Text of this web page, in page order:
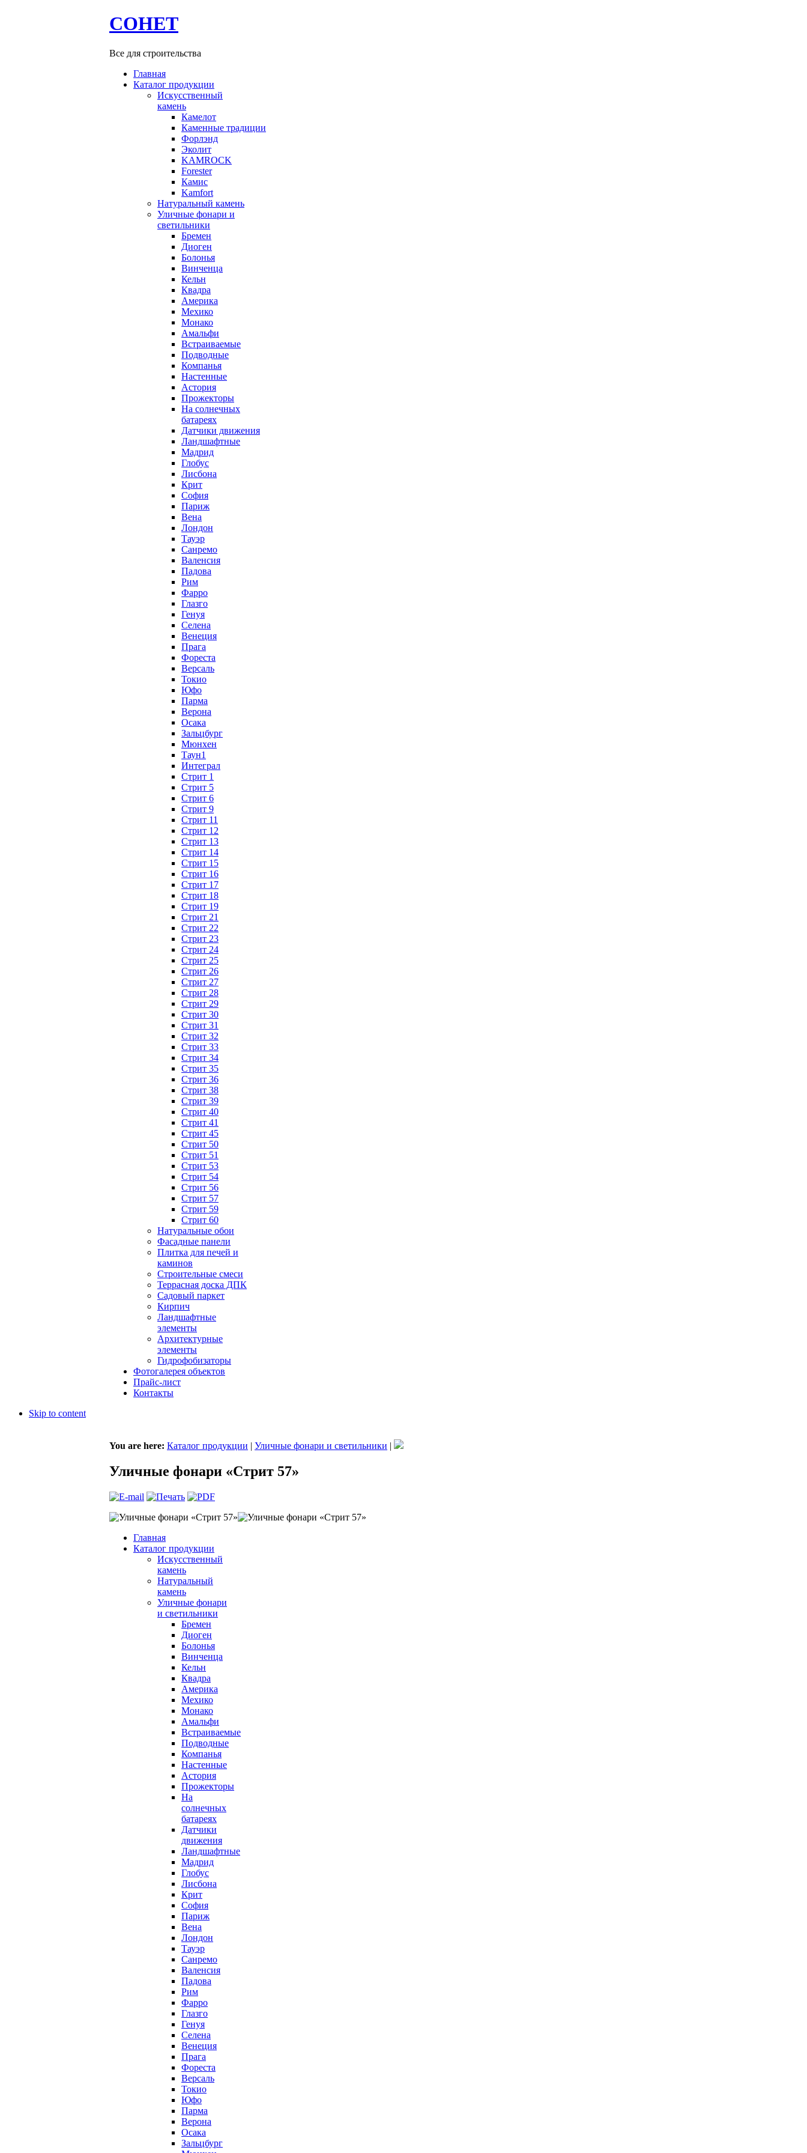
СОНЕТ
Все для строительства
Главная
Каталог продукции
Искусственный
камень
Камелот
Каменные традиции
Форлэнд
Эколит
KAMROCK
Forester
Камис
Kamfort
Натуральный камень
Уличные фонари и
светильники
Бремен
Диоген
Болонья
Винченца
Кельн
Квадра
Америка
Мехико
Монако
Амальфи
Встраиваемые
Подводные
Компанья
Настенные
Астория
Прожекторы
На солнечных
батареях
Датчики движения
Ландшафтные
Мадрид
Глобус
Лисбона
Крит
София
Париж
Вена
Лондон
Тауэр
Санремо
Валенсия
Падова
Рим
Фарро
Глазго
Генуя
Селена
Венеция
Прага
Фореста
Версаль
Токио
Юфо
Парма
Верона
Осака
Зальцбург
Мюнхен
Таун1
Интеграл
Стрит 1
Стрит 5
Стрит 6
Стрит 9
Стрит 11
Стрит 12
Стрит 13
Стрит 14
Стрит 15
Стрит 16
Стрит 17
Стрит 18
Стрит 19
Стрит 21
Стрит 22
Стрит 23
Стрит 24
Стрит 25
Стрит 26
Стрит 27
Стрит 28
Стрит 29
Стрит 30
Стрит 31
Стрит 32
Стрит 33
Стрит 34
Стрит 35
Стрит 36
Стрит 38
Стрит 39
Стрит 40
Стрит 41
Стрит 45
Стрит 50
Стрит 51
Стрит 53
Стрит 54
Стрит 56
Стрит 57
Стрит 59
Стрит 60
Натуральные обои
Фасадные панели
Плитка для печей и
каминов
Строительные смеси
Террасная доска ДПК
Садовый паркет
Кирпич
Ландшафтные
элементы
Архитектурные
элементы
Гидрофобизаторы
Фотогалерея объектов
Прайс-лист
Контакты
Skip to content
You are here: Каталог продукции | Уличные фонари и светильники |
Уличные фонари «Стрит 57»
Главная
Каталог продукции
Искусственный
камень
Натуральный
камень
Уличные фонари
и светильники
Бремен
Диоген
Болонья
Винченца
Кельн
Квадра
Америка
Мехико
Монако
Амальфи
Встраиваемые
Подводные
Компанья
Настенные
Астория
Прожекторы
На
солнечных
батареях
Датчики
движения
Ландшафтные
Мадрид
Глобус
Лисбона
Крит
София
Париж
Вена
Лондон
Тауэр
Санремо
Валенсия
Падова
Рим
Фарро
Глазго
Генуя
Селена
Венеция
Прага
Фореста
Версаль
Токио
Юфо
Парма
Верона
Осака
Зальцбург